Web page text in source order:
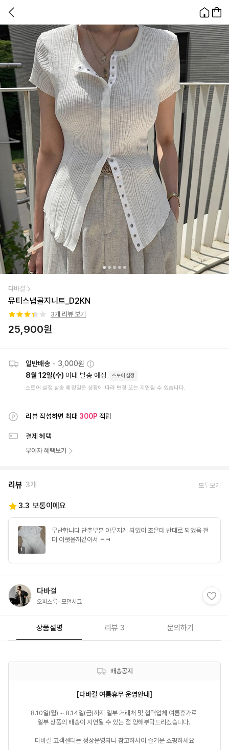
다바걸
뮤티스냅골지니트_D2KN
3개 리뷰 보기
25,900원
일반배송 • 3,000원
8월 12일(수) 이내 발송 예정 스토어설정
스토어 설정 발송 예정일은 상황에 따라 변경 또는 지연될 수 있습니다.
리뷰 작성하면 최대 300P 적립
결제 혜택
무이자 혜택보기
리뷰 3개 모두보기
3.3 보통이에요
1
무난합니다 단추부분 야무지게 되있어 조은데 반대로 되었음 전
더 이뻣을꺼같아서 ㅋㅋ
다바걸
오피스룩 모던시크
상품설명 리뷰 3 문의하기
배송공지
[다바걸 여름휴무 운영안내]
8.10일(월) ~ 8.14일(금)까지 일부 거래처 및 협력업체 여름휴가로
일부 상품의 배송이 지연될 수 있는 점 양해부탁드리겠습니다.
다바걸 고객센터는 정상운영되니 참고하시어 즐거운 쇼핑하세요